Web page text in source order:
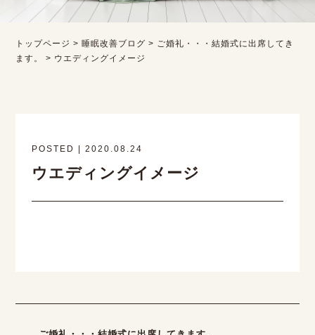
トップページ > 睡眠改善ブログ > ご婚礼・・・結婚式に出席してき
ます。
> ウエディングイメージ
POSTED | 2020.08.24
ウエディングイメージ